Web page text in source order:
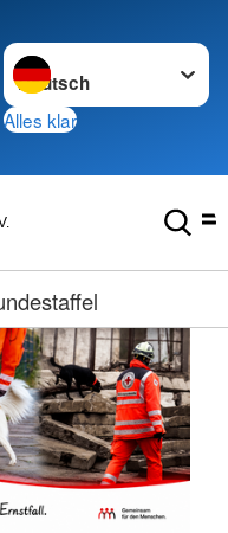
Sprache wechseln zu
Alles klar